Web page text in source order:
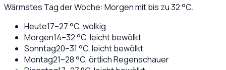
Wärmstes Tag der Woche: Morgen mit bis zu 32 °C.
Heute17–27°C, wolkig
Morgen14–32°C, leicht bewölkt
Sonntag20–31 °C, leicht bewölkt
Montag21–28°C, örtlich Regenschauer